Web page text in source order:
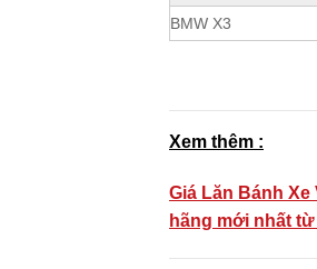
BMW X3
Xem thêm :
Giá Lăn Bánh
hãng mới nhất